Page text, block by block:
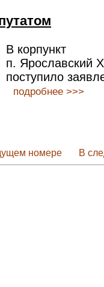
В корпункт
п. Ярославский
поступило
подробнее >>>
номере В